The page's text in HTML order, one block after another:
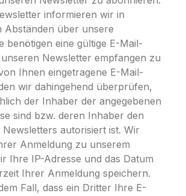
informieren wir in
Abständen über unsere
benötigen eine gültige E-Mail-
Newsletter empfangen zu
Ihnen eingetragene E-Mail-
wir dahingehend überprüfen,
der Inhaber der angegebenen
sind bzw. deren Inhaber den
Newsletters autorisiert ist. Wir
Anmeldung zu unserem
Ihre IP-Adresse und das Datum
Ihrer Anmeldung speichern.
Fall, dass ein Dritter Ihre E-